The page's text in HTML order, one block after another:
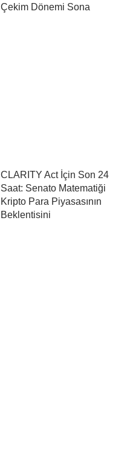
Çekim Dönemi Sona
CLARITY Act İçin Son 24
Saat: Senato Matematiği
Kripto Para Piyasasının
Beklentisini